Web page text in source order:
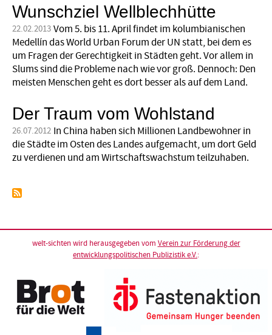
Wunschziel Wellblechhütte
22.02.2013 Vom 5. bis 11. April findet im kolumbianischen
Medellín das World Urban Forum der UN statt, bei dem es
um Fragen der Gerechtigkeit in Städten geht. Vor allem in
Slums sind die Probleme nach wie vor groß. Dennoch: Den
meisten Menschen geht es dort besser als auf dem Land.
Der Traum vom Wohlstand
26.07.2012 In China haben sich Millionen Landbewohner in
die Städte im Osten des Landes aufgemacht, um dort Geld
zu verdienen und am Wirtschaftswachstum teilzuhaben.
welt-sichten wird herausgegeben vom Verein zur Förderung der
entwicklungspolitischen Publizistik e.V.: